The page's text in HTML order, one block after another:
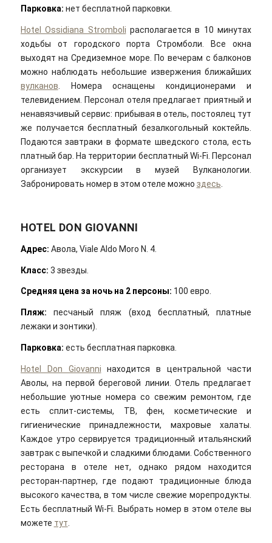
Парковка: нет бесплатной парковки.
Hotel Ossidiana Stromboli располагается в 10 минутах
ходьбы от городского порта Стромболи. Все окна
выходят на Средиземное море. По вечерам с балконов
можно наблюдать небольшие извержения ближайших
вулканов . Номера оснащены кондиционерами и
телевидением. Персонал отеля предлагает приятный и
ненавязчивый сервис: прибывая в отель, постоялец тут
же получается бесплатный безалкогольный коктейль.
Подаются завтраки в формате шведского стола, есть
платный бар. На территории бесплатный Wi-Fi. Персонал
организует экскурсии в музей Вулканологии.
Забронировать номер в этом отеле можно здесь
HOTEL DON GIOVANNI
Адрес: Авола, Viale Aldo Moro N. 4.
Класс: 3 звезды.
Средняя цена за ночь на 2 персоны: 100 евро.
Пляж: песчаный пляж (вход бесплатный, платные
лежаки и зонтики).
Парковка: есть бесплатная парковка.
Hotel Don Giovanni находится в центральной части
Аволы, на первой береговой линии. Отель предлагает
небольшие уютные номера со свежим ремонтом, где
есть сплит-системы, ТВ, фен, косметические и
гигиенические принадлежности, махровые халаты.
Каждое утро сервируется традиционный итальянский
завтрак с выпечкой и сладкими блюдами. Собственного
ресторана в отеле нет, однако рядом находится
ресторан-партнер, где подают традиционные блюда
высокого качества, в том числе свежие морепродукты.
Есть бесплатный Wi-Fi. Выбрать номер в этом отеле вы
можете тут